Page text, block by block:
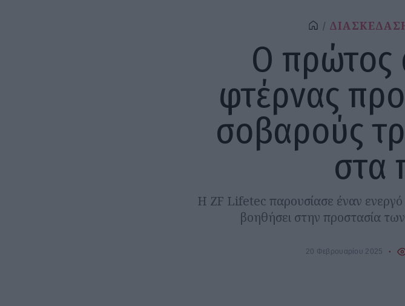
Ο πρώτος
φτέρνας
σοβαρούς
στα
Η ΖF Lifetec παρουσίασε έναν
βοηθήσει στην προστασία
20 Φεβρουαρίου 2025